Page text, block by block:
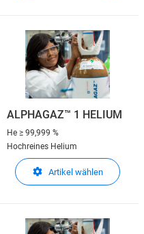
ALPHAGAZ™ 1 HELIUM
He ≥ 99,999 %
Hochreines Helium
Artikel wählen